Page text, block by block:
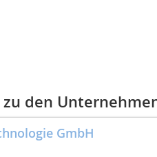
den
GmbH